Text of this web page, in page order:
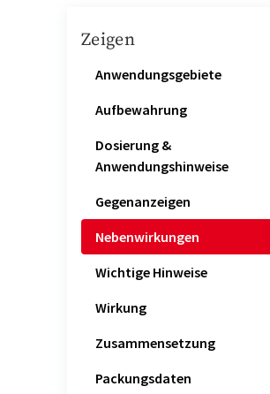
Zeigen
Anwendungsgebiete
Aufbewahrung
Dosierung &
Anwendungshinweise
Gegenanzeigen
Nebenwirkungen
Wichtige Hinweise
Wirkung
Zusammensetzung
Packungsdaten